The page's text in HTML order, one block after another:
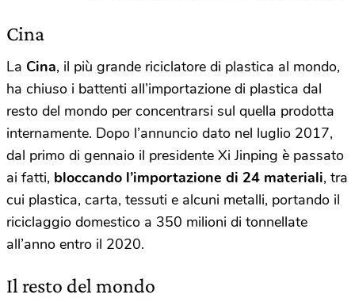
Cina
La Cina, il più grande riciclatore di plastica al mondo,
ha chiuso i battenti all’importazione di plastica dal
resto del mondo per concentrarsi sul quella prodotta
internamente. Dopo l’annuncio dato nel luglio 2017,
dal primo di gennaio il presidente Xi Jinping è passato
ai fatti, bloccando l’importazione di 24 materiali, tra
cui plastica, carta, tessuti e alcuni metalli, portando il
riciclaggio domestico a 350 milioni di tonnellate
all’anno entro il 2020.
Il resto del mondo